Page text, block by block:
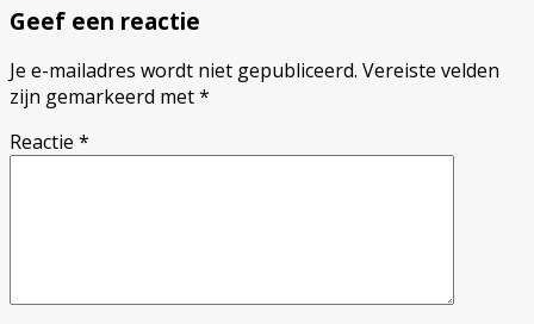
Geef een reactie
Je e-mailadres wordt niet gepubliceerd. Vereiste velden
zijn gemarkeerd met*
Reactie *